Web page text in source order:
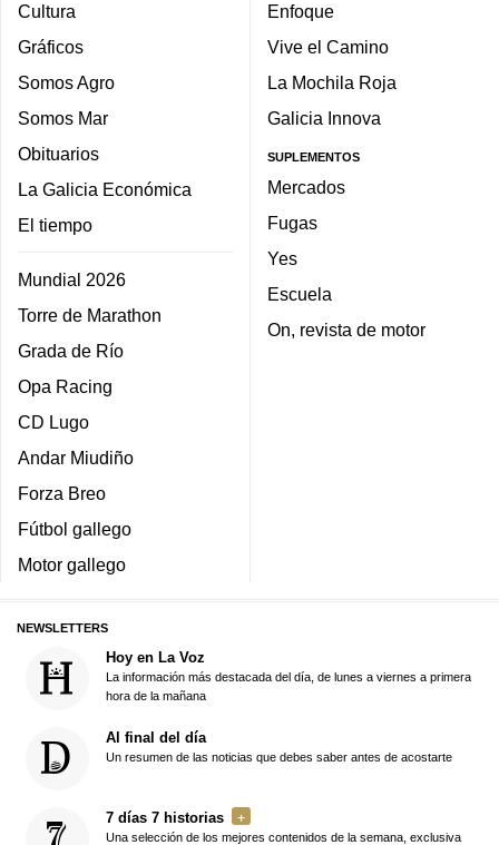
Cultura
Gráficos
Somos Agro
Somos Mar
Obituarios
La Galicia Económica
El tiempo
Mundial 2026
Torre de Marathon
Grada de Río
Opa Racing
CD Lugo
Andar Miudiño
Forza Breo
Fútbol gallego
Motor gallego
Enfoque
Vive el Camino
La Mochila Roja
Galicia Innova
SUPLEMENTOS
Mercados
Fugas
Yes
Escuela
On, revista de motor
NEWSLETTERS
Hoy en La Voz
La información más destacada del día, de lunes a viernes a primera
hora de la mañana
Al final del día
Un resumen de las noticias que debes saber antes de acostarte
7 días 7 historias
Una selección de los mejores contenidos de la semana, exclusiva